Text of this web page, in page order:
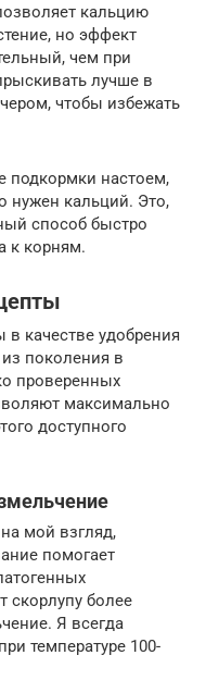
кальцию
но эффект
чем при
лучше в
чтобы избежать
подкормки настоем,
нужен кальций. Это,
способ быстро
к корням.
качестве удобрения
поколения в
проверенных
максимально
доступного
мой взгляд,
помогает
скорлупу более
Я всегда
температуре 100-